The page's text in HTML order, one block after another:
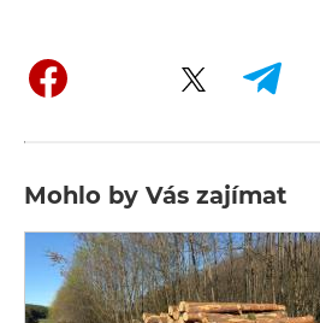
Mohlo by Vás zajímat